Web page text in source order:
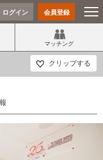
ログイン 会員登録
マッチング
クリップする